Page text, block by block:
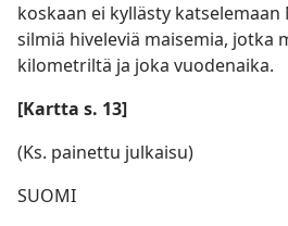
koskaan ei kyllästy
silmiä hiveleviä maisemia, jotka
kilometriltä ja joka vuodenaika.
[Kartta s. 13]
(Ks. painettu julkaisu)
SUOMI